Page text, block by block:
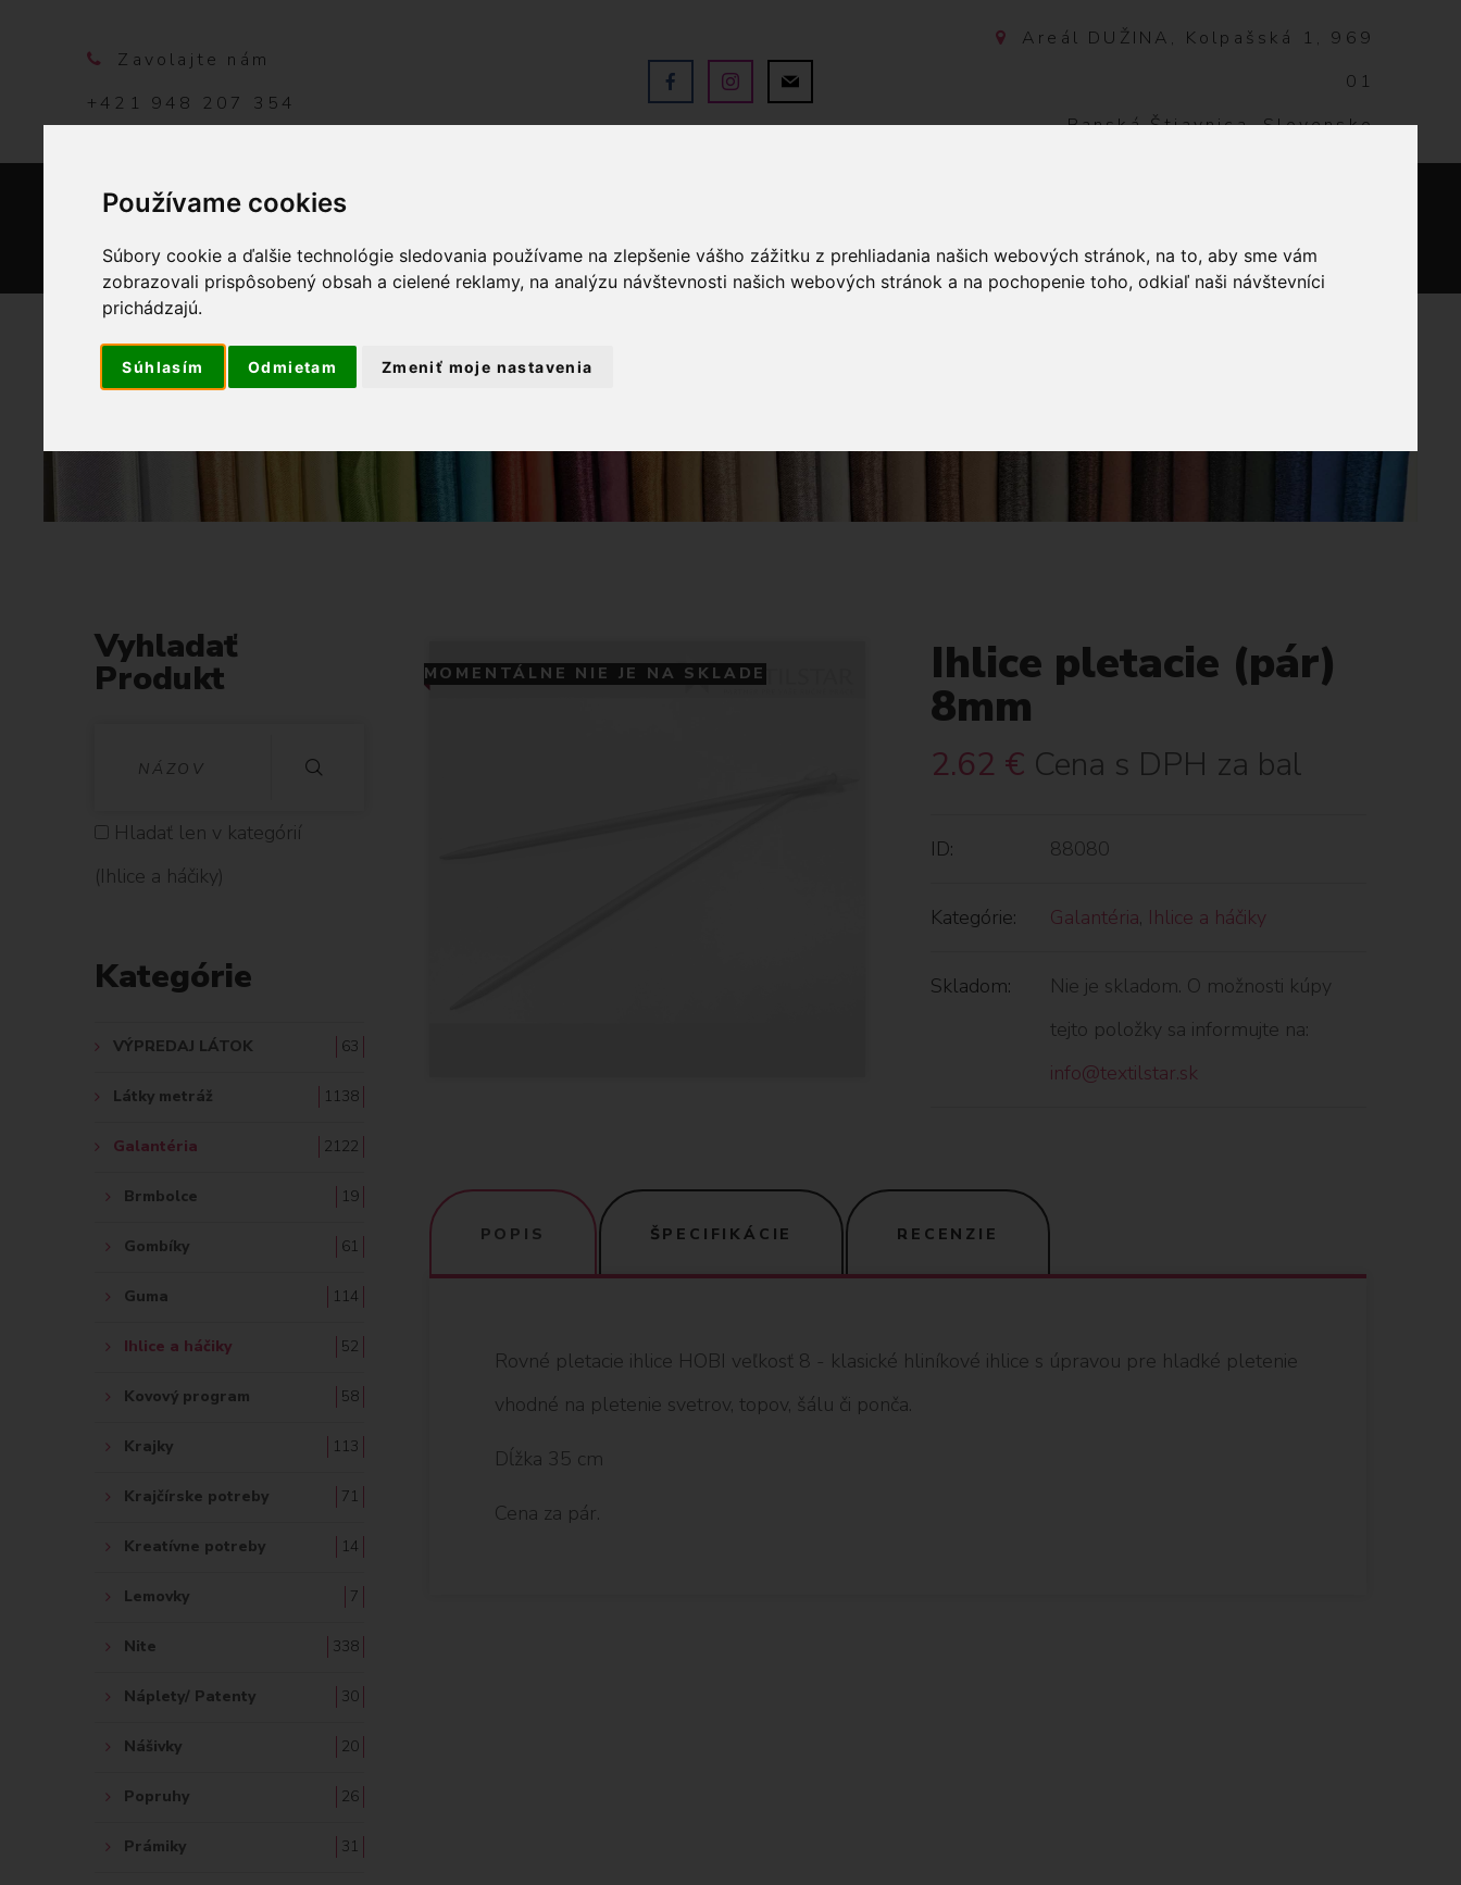
Používame cookies
Súbory cookie a ďalšie technológie sledovania používame na zlepšenie vášho zážitku z prehliadania našich webových stránok, na to, aby sme vám
zobrazovali prispôsobený obsah a cielené reklamy, na analýzu návštevnosti našich webových stránok a na pochopenie toho, odkiaľ naši návštevníci
prichádzajú.
Súhlasím Odmietam Zmeniť moje nastavenia
Zavolajte nám
+421 948 207 354
Areál DUŽINA, Kolpašská 1, 969
01
Banská Štiavnica, Slovensko
MOMENTÁLNE NIE JE NA SKLADE Ihlice pletacie (pár)
8mm
2.62 € Cena s DPH za bal
ID: 88080
Kategórie: Galantéria, Ihlice a háčiky
Skladom:
Nie je skladom. O možnosti kúpy
tejto položky sa informujte na:
info@textilstar.sk
POPIS ŠPECIFIKÁCIE RECENZIE
Rovné pletacie ihlice HOBI veľkosť 8 - klasické hliníkové ihlice s úpravou pre hladké pletenie
vhodné na pletenie svetrov, topov, šálu či ponča.
Dĺžka 35 cm
Cena za pár.
Vyhladať
Produkt
H
L
D
Ť
:
Hladať len v kategórií
(Ihlice a háčiky)
Kategórie
VÝPREDAJ LÁTOK 63
Látky metráž 1138
Galantéria 2122
Brmbolce 19
Gombíky 61
Guma 114
Ihlice a háčiky 52
Kovový program 58
Krajky 113
Krajčírske potreby 71
Kreatívne potreby 14
Lemovky 7
Nite 338
Náplety/ Patenty 30
Nášivky 20
Popruhy 26
Prámiky 31